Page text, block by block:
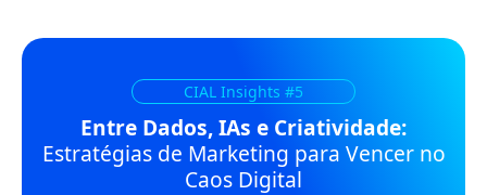
CIAL Insights #5
Entre Dados, IAs e Criatividade:
Estratégias de Marketing para Vencer no
Caos Digital